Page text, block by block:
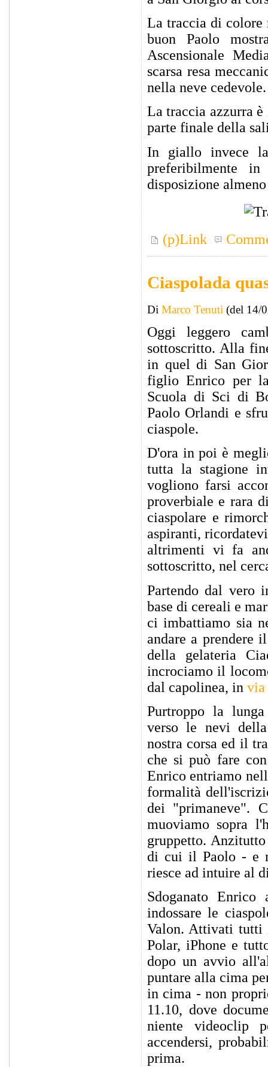
La traccia di colore
buon Paolo
Ascensionale
scarsa resa
nella neve cedevole.
La traccia azzurra
parte finale della
In giallo invece
preferibilmente
disposizione
(p)Link
Ciaspolada
Di Marco Tenuti (del 14/
Oggi leggero
sottoscritto. Alla
in quel di San
figlio Enrico per
Scuola di Sci di
Paolo Orlandi e
ciaspole.
D'ora in poi è
tutta la stagione
vogliono farsi
proverbiale e rara
ciaspolare e
aspiranti,
altrimenti vi fa
sottoscritto, nel
Partendo dal vero
base di cereali e
ci imbattiamo sia
andare a prendere
della gelateria
incrociamo il
dal capolinea, in via
Purtroppo la
verso le nevi
nostra corsa ed il
che si può fare
Enrico entriamo
formalità
dei "primaneve".
muoviamo sopra
gruppetto.
di cui il Paolo - e
riesce ad intuire al
Sdoganato
indossare le
Valon. Attivati tutti
Polar, iPhone e
dopo un avvio
puntare alla cima
in cima - non
11.10, dove
niente videoclip
accendersi,
prima.